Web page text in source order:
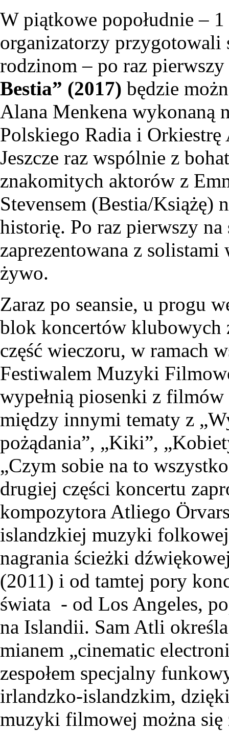
W piątkowe popołudnie –
organizatorzy
rodzinom – po raz
Bestia” (2017) będzie
Alana Menkena wykonaną
Polskiego Radia i
Jeszcze raz wspólnie z
znakomitych aktorów z
Stevensem (Bestia/Książę)
historię. Po raz pierwszy
zaprezentowana z
żywo.
Zaraz po seansie, u progu
blok koncertów
część wieczoru, w ramach
Festiwalem Muzyki
wypełnią piosenki z
między innymi tematy z
pożądania”, „Kiki”,
„Czym sobie na to
drugiej części koncertu
kompozytora Atliego
islandzkiej muzyki
nagrania ścieżki
(2011) i od tamtej pory
świata - od Los Angeles,
na Islandii. Sam Atli
mianem „cinematic
zespołem specjalny
irlandzko-islandzkim,
muzyki filmowej można się